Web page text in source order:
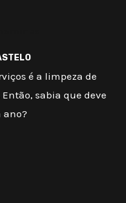
é a limpeza de
sabia que deve
ano?